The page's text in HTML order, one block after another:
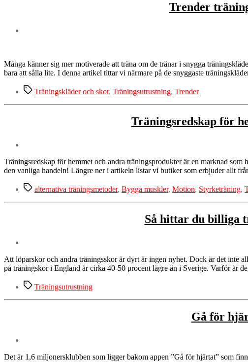
Trender
Många känner sig mer motiverade att träna om de tränar i snygga
bara att sålla lite. I denna artikel tittar vi närmare på de snyggaste
Etiketter
Träningskläder och skor, Träningsutrustning, Trender
Träningsredskap för
Träningsredskap för hemmet och andra träningsprodukter är en marknad
den vanliga handeln! Längre ner i artikeln listar vi butiker som erbjuder allt
Etiketter
alternativa träningsmetoder, Bygga muskler, Motion, Styrketräning,
Så hittar du billiga
Att löparskor och andra träningsskor är dyrt är ingen nyhet. Dock är det inte
på träningskor i England är cirka 40-50 procent lägre än i Sverige. Varför är
Etiketter
Träningsutrustning
Gå för
Det är 1,6 miljonersklubben som ligger bakom appen ”Gå för hjärtat” som